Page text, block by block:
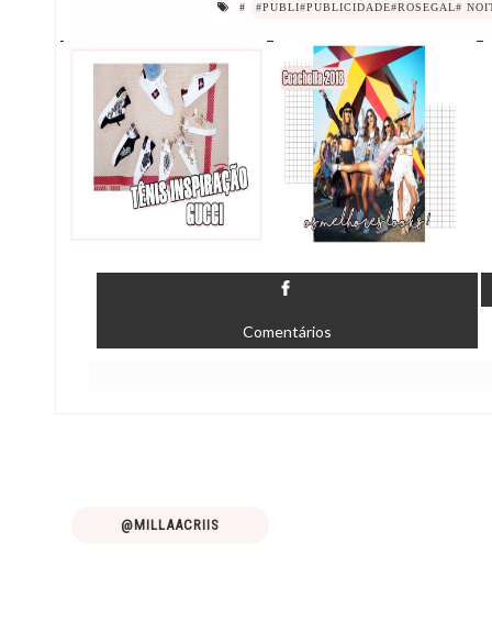
# #PUBLI#PUBLICIDADE#ROSEGAL#
Comentários
@MILLAACRIIS